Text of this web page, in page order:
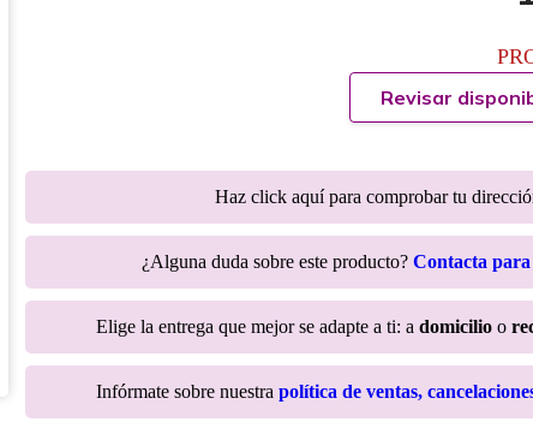
Revisar
Haz click aquí para comprobar tu
¿Alguna duda sobre este producto? Contacta
Elige la entrega que mejor se adapte a ti: a domicilio o
Infórmate sobre nuestrapolítica de ventas,